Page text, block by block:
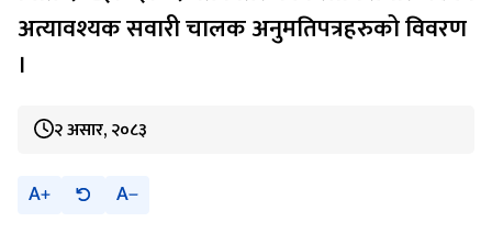
अत्यावश्यक सवारी चालक अनुमतिपत्रहरुको विवरण
।
२ असार, २०८३
A A